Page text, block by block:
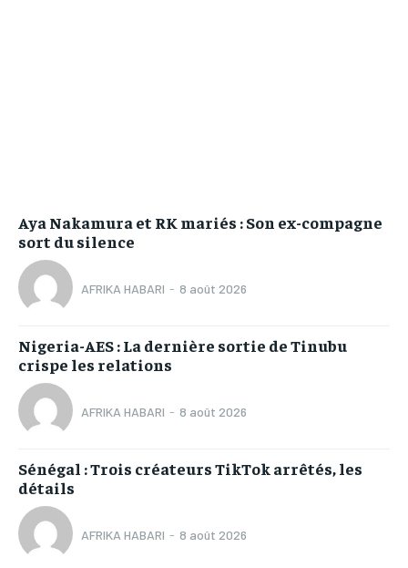
Aya Nakamura et RK mariés : Son ex-compagne
sort du silence
AFRIKA HABARI - 8 août 2026
Nigeria-AES : La dernière sortie de Tinubu
crispe les relations
AFRIKA HABARI - 8 août 2026
Sénégal : Trois créateurs TikTok arrêtés, les
détails
AFRIKA HABARI - 8 août 2026